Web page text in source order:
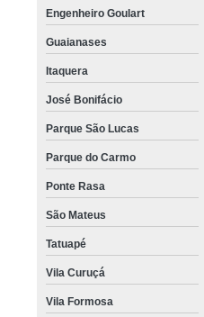
Engenheiro Goulart
Guaianases
Itaquera
José Bonifácio
Parque São Lucas
Parque do Carmo
Ponte Rasa
São Mateus
Tatuapé
Vila Curuçá
Vila Formosa